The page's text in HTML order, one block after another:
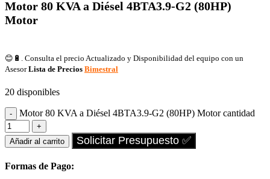
Motor 80 KVA a Diésel 4BTA3.9-G2 (80HP)
Motor
😊🔋. Consulta el precio Actualizado y Disponibilidad del equipo con un
AsesorLista de Precios Bimestral
20 disponibles
Motor 80 KVA a Diésel 4BTA3.9-G2 (80HP) Motor cantidad
Añadir al carrito Solicitar Presupuesto ✅
Formas de Pago: